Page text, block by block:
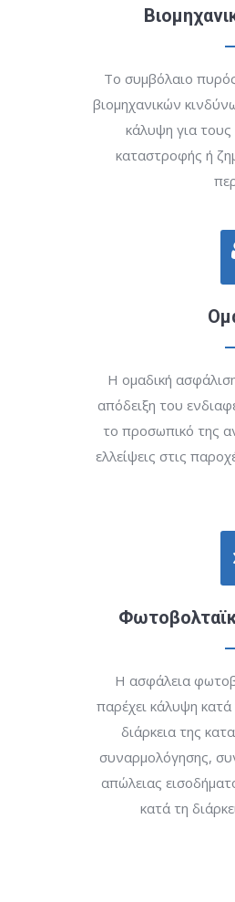
Το συμβόλαιο
βιομηχανικών
κάλυψη για
καταστροφής ή
Η ομαδική
απόδειξη του
το προσωπικό της
ελλείψεις στις
Η ασφάλεια
παρέχει κάλυψη
διάρκεια της
συναρμολόγησης,
απώλειας
κατά τη